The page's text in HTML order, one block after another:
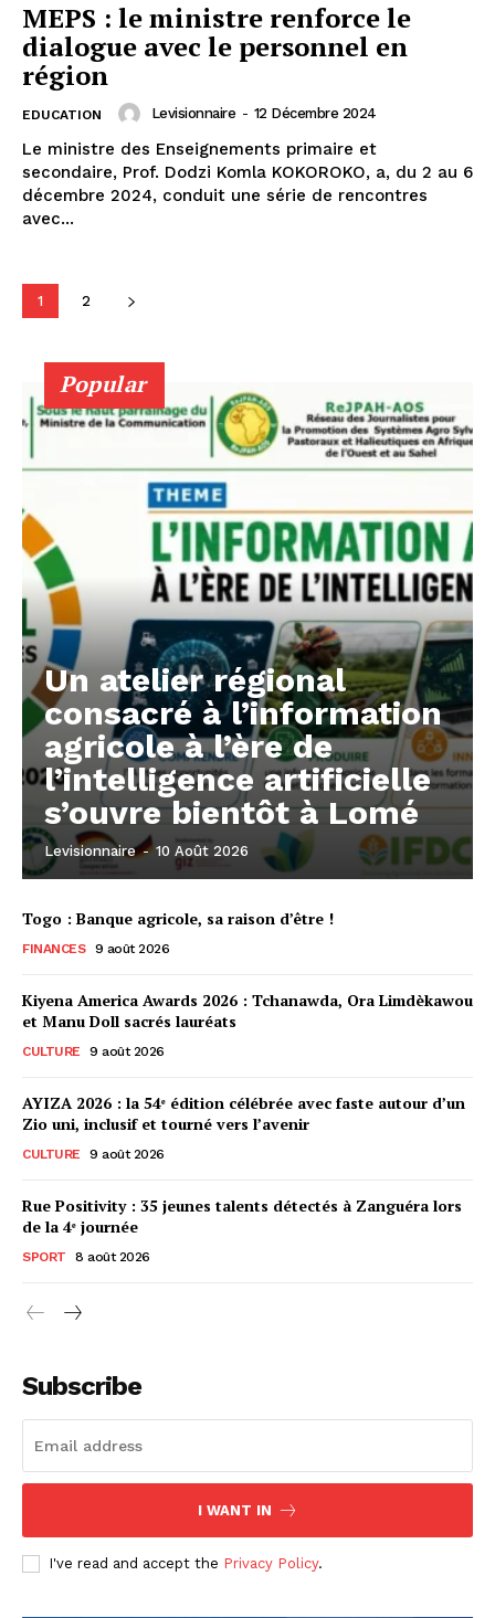
MEPS : le ministre renforce le
dialogue avec le personnel en
région
EDUCATION Levisionnaire - 12 Décembre 2024
Le ministre des Enseignements primaire et
secondaire, Prof. Dodzi Komla KOKOROKO, a, du 2 au 6
décembre 2024, conduit une série de rencontres
avec...
1 2
Popular
Un atelier régional
consacré à l’information
agricole à l’ère de
l’intelligence artificielle
s’ouvre bientôt à Lomé
Levisionnaire - 10 Août 2026
Togo : Banque agricole, sa raison d’être !
FINANCES 9 août 2026
Kiyena America Awards 2026 : Tchanawda, Ora Limdèkawou
et Manu Doll sacrés lauréats
CULTURE 9 août 2026
AYIZA 2026 : la 54ᵉ édition célébrée avec faste autour d’un
Zio uni, inclusif et tourné vers l’avenir
CULTURE 9 août 2026
Rue Positivity : 35 jeunes talents détectés à Zanguéra lors
de la 4ᵉ journée
SPORT 8 août 2026
Subscribe
I WANT IN
I've read and accept the Privacy Policy.